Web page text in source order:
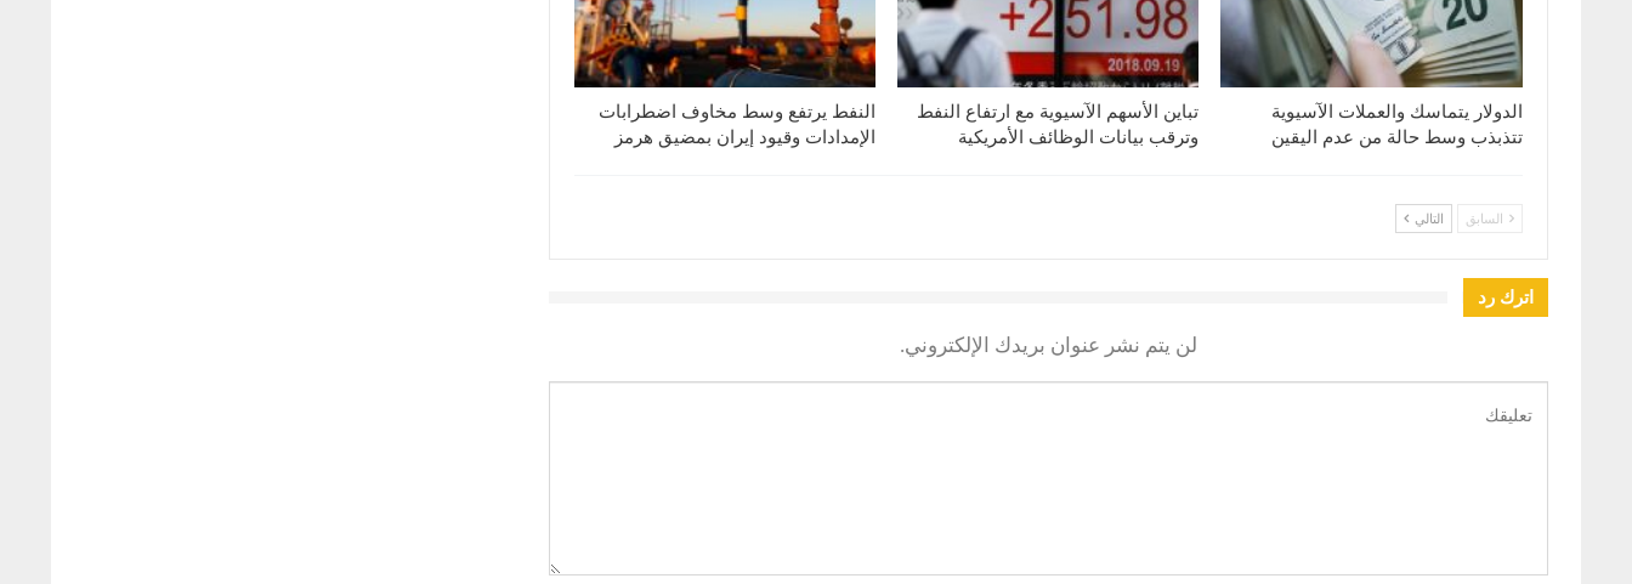
الدولار يتماسك والعملات الآسيوية
تتذبذب وسط حالة من عدم اليقين
تباين الأسهم الآسيوية مع ارتفاع النفط
وترقب بيانات الوظائف الأمريكية
النفط يرتفع وسط مخاوف اضطرابات
الإمدادات وقيود إيران بمضيق هرمز
السابق التالي
اترك رد
لن يتم نشر عنوان بريدك الإلكتروني.